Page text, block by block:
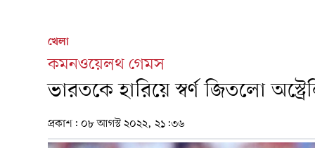
খেলা
কমনওয়েলথ গেমস
ভারতকে হারিয়ে স্বর্ণ জিতলো
প্রকাশ: ০৮ আগস্ট ২০২২, ২১:৩৬